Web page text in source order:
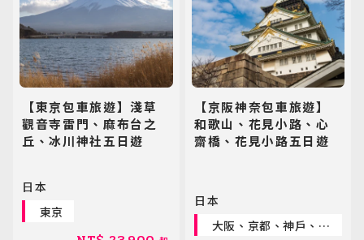
日韓旅遊
【東京包車旅遊】淺草
觀音寺雷門、麻布台之
丘、冰川神社五日遊
日本
東京
【京阪神奈包車旅遊】
和歌山、花見小路、心
齋橋、花見小路五日遊
日本
大阪、京都、神戶、奈